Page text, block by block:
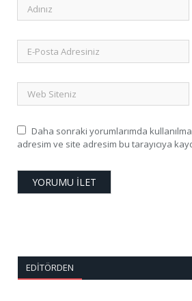
Daha sonraki yorumlarımda
adresim ve site adresim bu tarayıcıya
EDITÖRDEN